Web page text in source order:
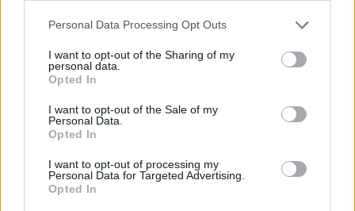
Please note that this website/app uses one or more Google
not limited to your visit or usage behaviour. You may click to
grant or deny consent to Google and its third-party tags to
use your data for below specified purposes in below Google
consent section.
Personal Data Processing Opt Outs
I want to opt-out of the Sharing of my
personal data.
Opted In
I want to opt-out of the Sale of my
Personal Data.
Opted In
I want to opt-out of processing my
Personal Data for Targeted Advertising.
Opted In
Οι Ινδοί πήγαν Pitch Black 26 με μια
ιδιαιτερότητα